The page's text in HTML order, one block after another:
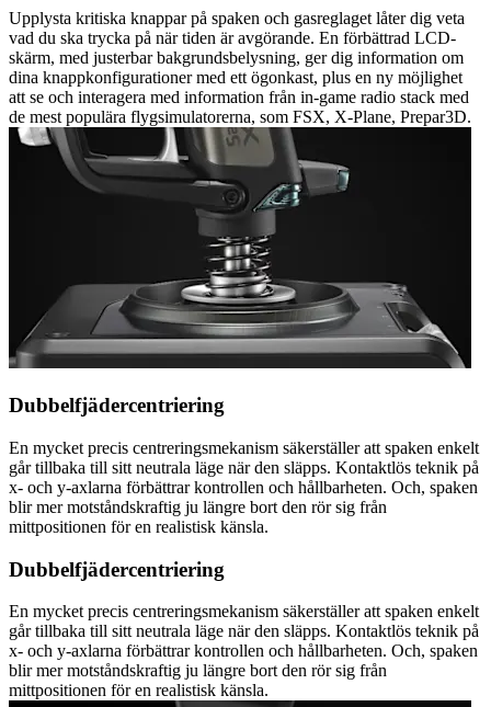
Upplysta kritiska knappar på spaken och gasreglaget låter dig veta
vad du ska trycka på när tiden är avgörande. En förbättrad LCD-
skärm, med justerbar bakgrundsbelysning, ger dig information om
dina knappkonfigurationer med ett ögonkast, plus en ny möjlighet
att se och interagera med information från in-game radio stack med
de mest populära flygsimulatorerna, som FSX, X-Plane, Prepar3D.
Dubbelfjädercentriering
En mycket precis centreringsmekanism säkerställer att spaken enkelt
går tillbaka till sitt neutrala läge när den släpps. Kontaktlös teknik på
x- och y-axlarna förbättrar kontrollen och hållbarheten. Och, spaken
blir mer motståndskraftig ju längre bort den rör sig från
mittpositionen för en realistisk känsla.
Dubbelfjädercentriering
En mycket precis centreringsmekanism säkerställer att spaken enkelt
går tillbaka till sitt neutrala läge när den släpps. Kontaktlös teknik på
x- och y-axlarna förbättrar kontrollen och hållbarheten. Och, spaken
blir mer motståndskraftig ju längre bort den rör sig från
mittpositionen för en realistisk känsla.